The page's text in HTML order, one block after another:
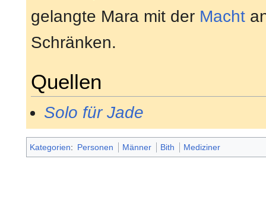
gelangte Mara mit der Macht
Schränken.
Quellen
Solo für Jade
Kategorien: Personen Männer Bith Mediziner